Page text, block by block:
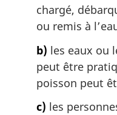
chargé,
ou remis à
b) les eaux ou
peut être
poisson peut
c) les